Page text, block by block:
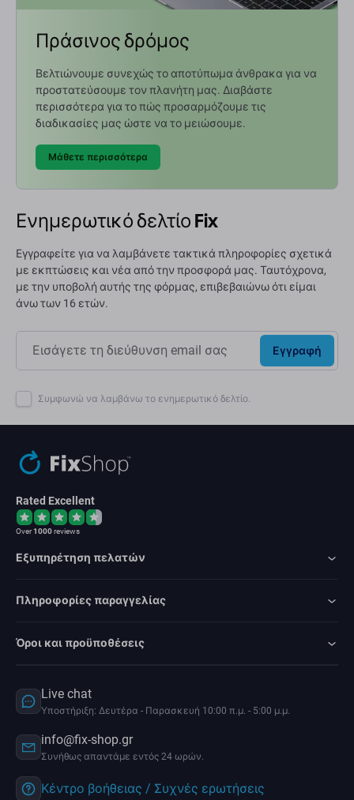
Πράσινος δρόμος
Βελτιώνουμε συνεχώς το αποτύπωμα άνθρακα για να
προστατεύσουμε τον πλανήτη μας. Διαβάστε
περισσότερα για το πώς προσαρμόζουμε τις
διαδικασίες μας ώστε να το μειώσουμε.
Μάθετε περισσότερα
Ενημερωτικό δελτίο Fix
Εγγραφείτε για να λαμβάνετε τακτικά πληροφορίες σχετικά
με εκπτώσεις και νέα από την προσφορά μας. Ταυτόχρονα,
με την υποβολή αυτής της φόρμας, επιβεβαιώνω ότι είμαι
άνω των 16 ετών.
Εγγραφή
Συμφωνώ να λαμβάνω το ενημερωτικό δελτίο.
Rated Excellent
Over1000reviews
Εξυπηρέτηση πελατών
Πληροφορίες παραγγελίας
Όροι και προϋποθέσεις
Live chat
Υποστήριξη: Δευτέρα - Παρασκευή 10:00 π.μ. - 5:00 μ.μ.
info@fix-shop.gr
Συνήθως απαντάμε εντός 24 ωρών.
Κέντρο βοήθειας / Συχνές ερωτήσεις